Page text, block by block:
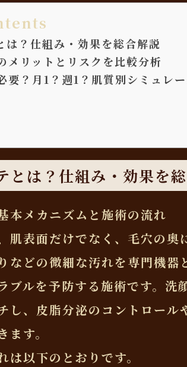
は？仕組み・効果を総合解説
メリットとリスクを比較分析
要？月1？週1？肌質別シミュレ
とは？仕組み・効果を
本メカニズムと施術の流れ
肌表面だけでなく、毛穴の奥
などの微細な汚れを専門機器
ブルを予防する施術です。洗
し、皮脂分泌のコントロー
す。
以下のとおりです。